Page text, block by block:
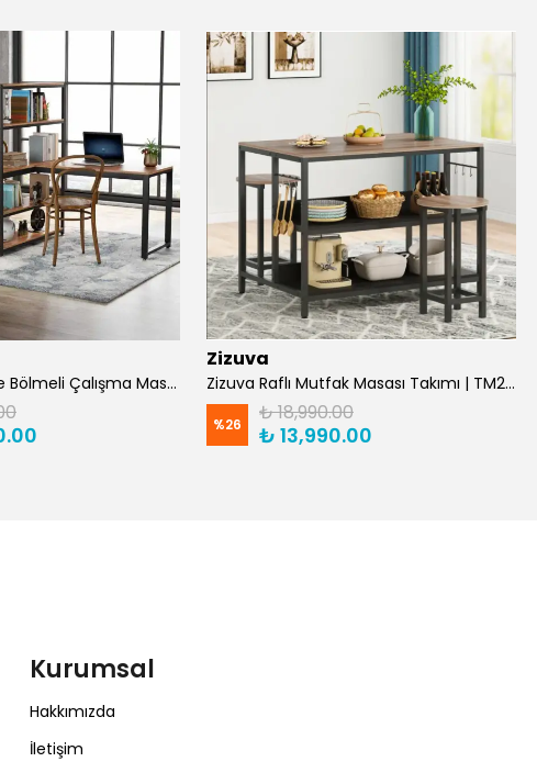
Zizuva Kitaplıklı ve Bölmeli Çalışma Masası | CM1021-F-Suntalam
Zizuva
Zizuva Raflı Mutfak Masası Takımı | TM204985-F-Suntalam
%26 ₺ 18,990.00
₺ 13,990.00
Kurumsal
Hakkımızda
İletişim